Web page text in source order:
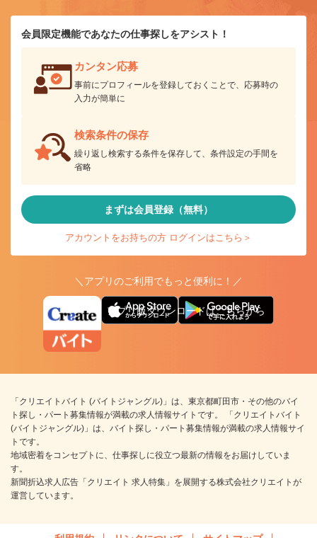
会員限定機能であなたの仕事探しをアシスト！
カンタン応募
事前にプロフィールを登録しておくことで、応募時の
入力が簡単に
検索条件の保存
繰り返し検索する条件を保存して、条件設定の手間を
省略
まずは会員登録（無料）
アカウントをお持ちの方 ログインはこちら＞
＼アプリのご利用でもっと便利に！／
アプリ版ダウンロードはこちらから
「クリエイトバイト (バイトジャングル)」は、東京都町田市・その他のバイ
ト探し・パート募集情報が満載の求人情報サイトです。 「クリエイトバイト
(バイトジャングル)」は、バイト探し・パート募集情報が満載の求人情報サイ
トです。
地域密着をコンセプトに、仕事探しに役立つ最新の情報をお届けしていま
す。
新聞折込求人広告「クリエイト 求人特集」を展開する株式会社クリエイトが
運営しています。